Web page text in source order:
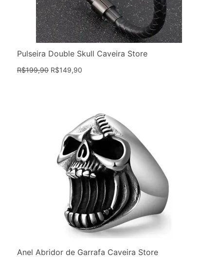
Pulseira Double Skull Caveira Store
R$199,90 R$149,90
Anel Abridor de Garrafa Caveira Store